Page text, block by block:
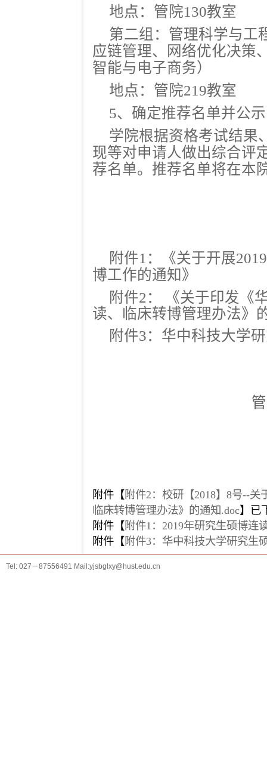
地点：管院130教室
第二组：管理科学与工
应链管理、网络优化决策
智能与电子商务）
地点：管院219教室
5、确定推荐名单并公示
学院根据资格考试结果
现等对申请人做出综合评
荐名单。推荐名单将在本
附件1：《关于开展
博工作的通知》
附件2： 《关于印发《
读、临床转博管理办法》
附件3：华中科技大学
附件【 附件2：校研【2018】8号--
临床转博管理办法》的通知.doc】已
附件【 附件1：2019年研究生硕博连
附件【 附件3：华中科技大学研究生
Tel: 027－87556491 Mail:yjsbglxy@hust.edu.cn